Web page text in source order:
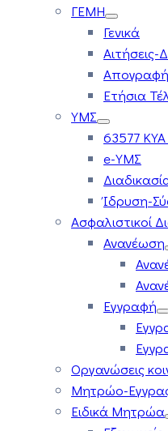
ΓΕΜΗ
Γενικά
Αιτήσεις-
Ετήσια
ΥΜΣ
63577
e-ΥΜΣ
Ίδρυση-
Ασφαλιστικοί
Ανανέωση
Εγγραφή
Οργανώσεις
Μητρώο-
Ειδικά Μητρώα